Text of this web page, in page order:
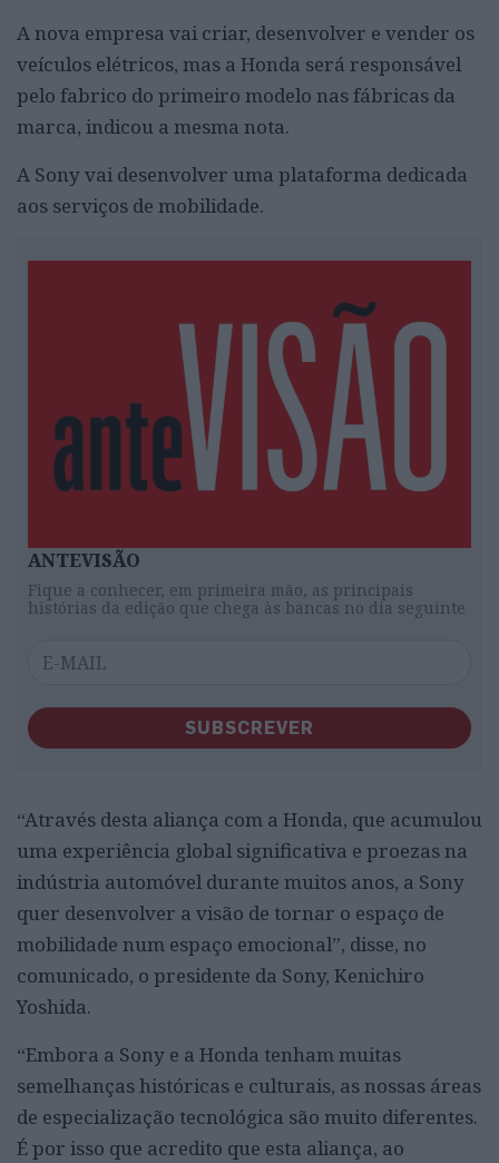
A nova empresa vai criar, desenvolver e vender os
veículos elétricos, mas a Honda será responsável
pelo fabrico do primeiro modelo nas fábricas da
marca, indicou a mesma nota.
A Sony vai desenvolver uma plataforma dedicada
aos serviços de mobilidade.
ANTEVISÃO
Fique a conhecer, em primeira mão, as principais
histórias da edição que chega às bancas no dia seguinte
SUBSCREVER
“Através desta aliança com a Honda, que acumulou
uma experiência global significativa e proezas na
indústria automóvel durante muitos anos, a Sony
quer desenvolver a visão de tornar o espaço de
mobilidade num espaço emocional”, disse, no
comunicado, o presidente da Sony, Kenichiro
Yoshida.
“Embora a Sony e a Honda tenham muitas
semelhanças históricas e culturais, as nossas áreas
de especialização tecnológica são muito diferentes.
É por isso que acredito que esta aliança, ao